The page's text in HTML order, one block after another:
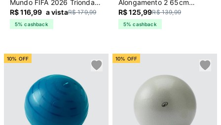
Mundo FIFA 2026 Trionda
Club Adidas Branca
R$ 116,99 a vistaR$ 179,99
5% cashback
Alongamento 2 65cm
Domyos Bordo
R$ 125,99R$ 139,99
5% cashback
10% OFF 10% OFF